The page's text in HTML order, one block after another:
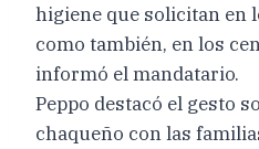
higiene que solicitan en
como también, en los
informó el mandatario.
Peppo destacó el gesto
chaqueño con las